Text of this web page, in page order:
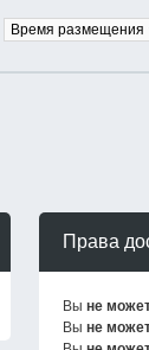
Права
Вы не
Вы не